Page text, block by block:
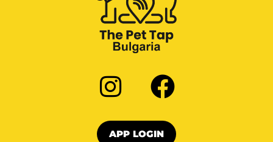
APP LOGIN